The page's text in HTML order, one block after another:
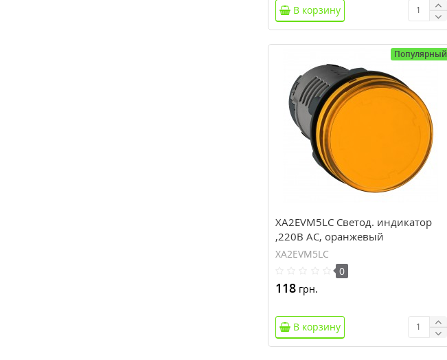
В корзину
Популярный
XA2EVM5LC Светод. индикатор
,220В AC, оранжевый
XA2EVM5LC
0
118грн.
В корзину